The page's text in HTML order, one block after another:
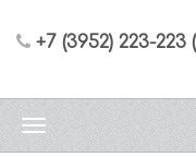
+7 (3952) 223-